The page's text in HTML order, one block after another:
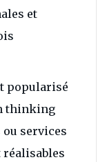
et
popularisé
thinking
services
réalisables